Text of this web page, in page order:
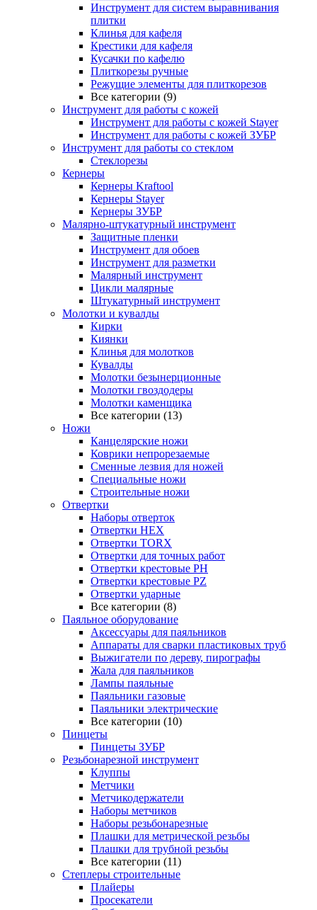
Инструмент для систем выравнивания
плитки
Клинья для кафеля
Крестики для кафеля
Кусачки по кафелю
Плиткорезы ручные
Режущие элементы для плиткорезов
Все категории (9)
Инструмент для работы с кожей
Инструмент для работы с кожей Stayer
Инструмент для работы с кожей ЗУБР
Инструмент для работы со стеклом
Стеклорезы
Кернеры
Кернеры Kraftool
Кернеры Stayer
Кернеры ЗУБР
Малярно-штукатурный инструмент
Защитные пленки
Инструмент для обоев
Инструмент для разметки
Малярный инструмент
Цикли малярные
Штукатурный инструмент
Молотки и кувалды
Кирки
Киянки
Клинья для молотков
Кувалды
Молотки безынерционные
Молотки гвоздодеры
Молотки каменщика
Все категории (13)
Ножи
Канцелярские ножи
Коврики непрорезаемые
Сменные лезвия для ножей
Специальные ножи
Строительные ножи
Отвертки
Наборы отверток
Отвертки HEX
Отвертки TORX
Отвертки для точных работ
Отвертки крестовые PH
Отвертки крестовые PZ
Отвертки ударные
Все категории (8)
Паяльное оборудование
Аксессуары для паяльников
Аппараты для сварки пластиковых труб
Выжигатели по дереву, пирографы
Жала для паяльников
Лампы паяльные
Паяльники газовые
Паяльники электрические
Все категории (10)
Пинцеты
Пинцеты ЗУБР
Резьбонарезной инструмент
Клуппы
Метчики
Метчикодержатели
Наборы метчиков
Наборы резьбонарезные
Плашки для метрической резьбы
Плашки для трубной резьбы
Все категории (11)
Степлеры строительные
Плайеры
Просекатели